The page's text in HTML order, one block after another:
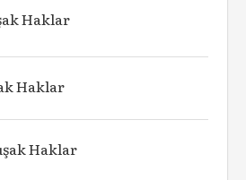
Haklar
Haklar
Haklar